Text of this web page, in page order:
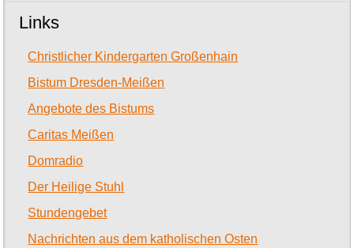
Links
Christlicher Kindergarten Großenhain
Bistum Dresden-Meißen
Angebote des Bistums
Caritas Meißen
Domradio
Der Heilige Stuhl
Stundengebet
Nachrichten aus dem katholischen Osten